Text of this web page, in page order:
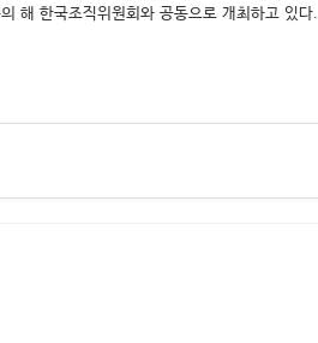
해 한국조직위원회와 공동으로 개최하고 있다.